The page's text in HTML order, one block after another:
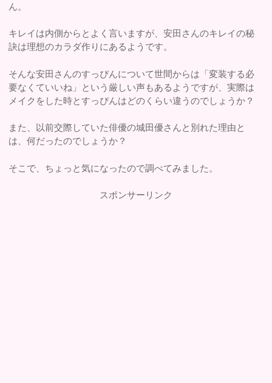
ん。
キレイは内側からとよく言いますが、安田さんのキレイの秘
訣は理想のカラダ作りにあるようです。
そんな安田さんのすっぴんについて世間からは「変装する必
要なくていいね」という厳しい声もあるようですが、実際は
メイクをした時とすっぴんはどのくらい違うのでしょうか？
また、以前交際していた俳優の城田優さんと別れた理由と
は、何だったのでしょうか？
そこで、ちょっと気になったので調べてみました。
スポンサーリンク